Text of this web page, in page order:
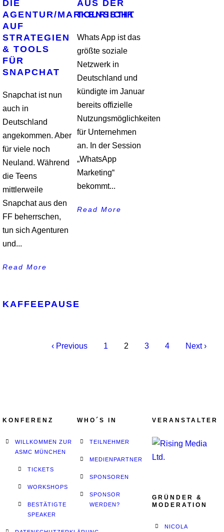
DIE
AGENTUR/MARKENSICHT
AUF
STRATEGIEN
& TOOLS
FÜR
SNAPCHAT
Snapchat ist nun
auch in
Deutschland
angekommen. Aber
für viele noch
Neuland. Während
die Teens
mittlerweile
Snapchat aus den
FF beherrschen,
tun sich Agenturen
und...
Read More
AUS DER
TOURISTIK
Whats App ist das
größte soziale
Netzwerk in
Deutschland und
kündigte im Januar
bereits offizielle
Nutzungsmöglichkeiten
für Unternehmen
an. In der Session
„WhatsApp
Marketing“
bekommt...
Read More
KAFFEEPAUSE
‹ Previous 1 2 3 4 Next ›
KONFERENZ
WILLKOMMEN ZUR
ASMC MÜNCHEN
TICKETS
WORKSHOPS
BESTÄTIGTE
SPEAKER
WHO´S IN
TEILNEHMER
MEDIENPARTNER
SPONSOREN
SPONSOR
WERDEN?
VERANSTALTER
GRÜNDER &
MODERATION
NICOLA